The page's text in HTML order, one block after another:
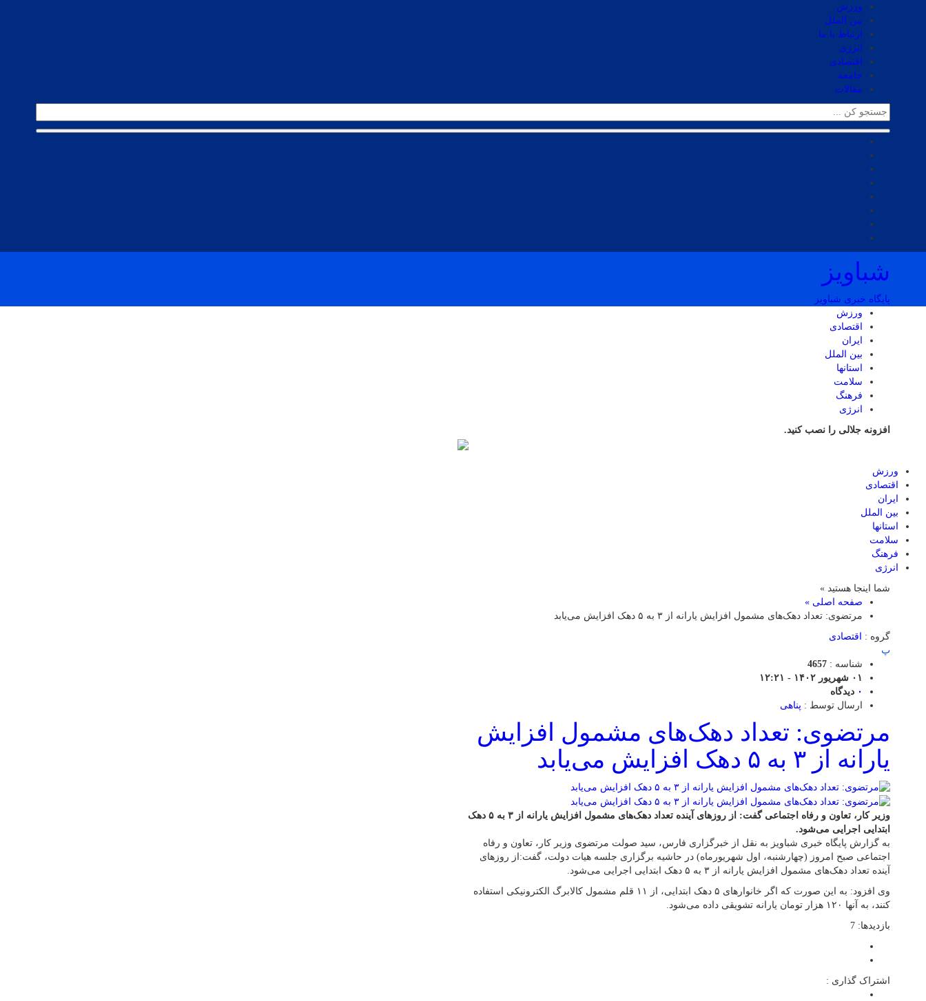
ورزش
بین الملل
ارتباط با ما
انرژی
اقتصادی
جامعه
مقالات
شباویز
پایگاه خبری شباویز
ورزش
اقتصادی
ایران
بین الملل
استانها
سلامت
فرهنگ
انرژی
افزونه جلالی را نصب کنید.
ورزش
اقتصادی
ایران
بین الملل
استانها
سلامت
فرهنگ
انرژی
شما اینجا هستید »
صفحه اصلی »
مرتضوی: تعداد دهک‌های مشمول افزایش یارانه از ۳ به ۵ دهک افزایش می‌یابد
گروه :
اقتصادی
پ
شناسه : 4657
۰۱ شهریور ۱۴۰۲ - ۱۲:۲۱
۰ دیدگاه
ارسال توسط : پناهی
مرتضوی: تعداد دهک‌های مشمول افزایش
یارانه از ۳ به ۵ دهک افزایش می‌یابد
وزیر کار، تعاون و رفاه اجتماعی گفت: از روزهای آینده تعداد دهک‌های مشمول افزایش یارانه از ۳ به ۵ دهک
ابتدایی اجرایی می‌شود‌.
به گزارش پایگاه خبری شباویز به نقل از خبرگزاری فارس، سید صولت مرتضوی وزیر کار، تعاون و رفاه
اجتماعی صبح امروز (چهارشنبه، اول شهریورماه) در حاشیه برگزاری جلسه هیات دولت، گفت:‌از روزهای
آینده تعداد دهک‌های مشمول افزایش یارانه از ۳ به ۵ دهک ابتدایی اجرایی می‌شود‌.
وی افزود: به این صورت که اگر خانوارهای ۵ دهک ابتدایی، از ۱۱ قلم مشمول کالابرگ الکترونیکی استفاده
کنند، به آنها ۱۲۰ هزار تومان یارانه تشویقی داده می‌شود.
بازدیدها: 7
اشتراک گذاری :